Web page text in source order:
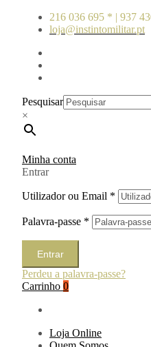
216 036 695 * | 937
loja@instintomilitar.pt
Pesquisar
×
Minha conta
Entrar
Utilizador ou Email *
Palavra-passe *
Entrar
Perdeu a palavra-passe?
Carrinho 0
Loja Online